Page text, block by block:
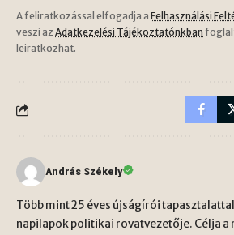
A feliratkozással elfogadja a Felhasználási
veszi az Adatkezelési Tájékoztatónkban
leiratkozhat.
András Székely
Több mint 25 éves újságírói
napilapok politikai rovatvezetője. Célja a